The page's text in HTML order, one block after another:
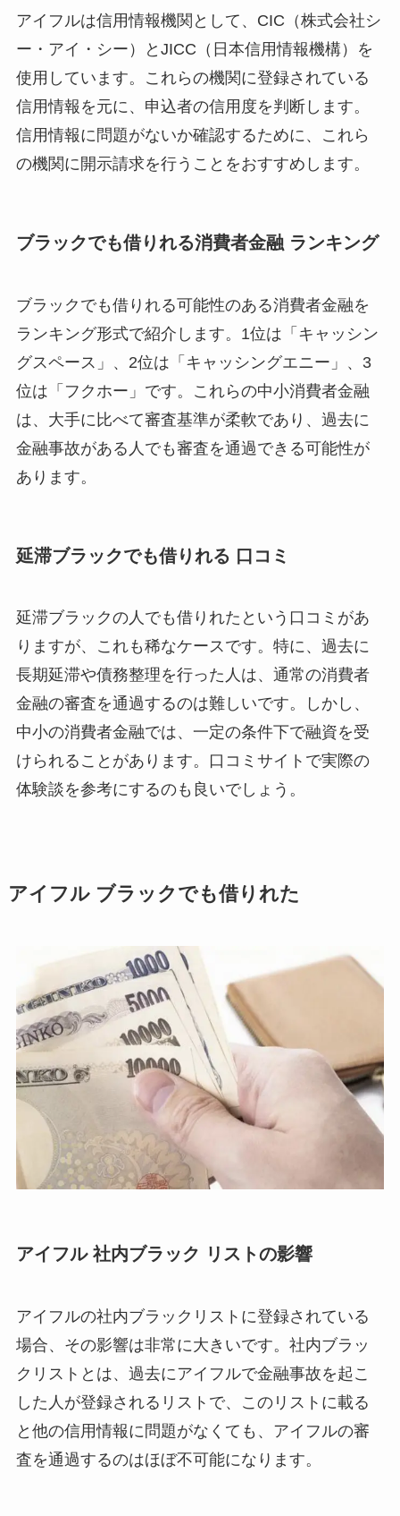
アイフルは信用情報機関として、CIC（株式会社シ
ー・アイ・シー）とJICC（日本信用情報機構）を
使用しています。これらの機関に登録されている
信用情報を元に、申込者の信用度を判断します。
信用情報に問題がないか確認するために、これら
の機関に開示請求を行うことをおすすめします。
ブラックでも借りれる消費者金融 ランキング
ブラックでも借りれる可能性のある消費者金融を
ランキング形式で紹介します。1位は「キャッシン
グスペース」、2位は「キャッシングエニー」、3
位は「フクホー」です。これらの中小消費者金融
は、大手に比べて審査基準が柔軟であり、過去に
金融事故がある人でも審査を通過できる可能性が
あります。
延滞ブラックでも借りれる 口コミ
延滞ブラックの人でも借りれたという口コミがあ
りますが、これも稀なケースです。特に、過去に
長期延滞や債務整理を行った人は、通常の消費者
金融の審査を通過するのは難しいです。しかし、
中小の消費者金融では、一定の条件下で融資を受
けられることがあります。口コミサイトで実際の
体験談を参考にするのも良いでしょう。
アイフル ブラックでも借りれた
アイフル 社内ブラック リストの影響
アイフルの社内ブラックリストに登録されている
場合、その影響は非常に大きいです。社内ブラッ
クリストとは、過去にアイフルで金融事故を起こ
した人が登録されるリストで、このリストに載る
と他の信用情報に問題がなくても、アイフルの審
査を通過するのはほぼ不可能になります。